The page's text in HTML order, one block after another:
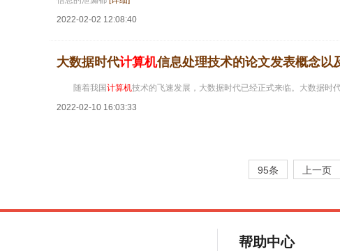
2022-02-02 12:08:40
大数据时代计算机信息处理技术的论文发表概念以
随着我国计算机技术的飞速发展，大数据时代已经正式来临。大数据时
2022-02-10 16:03:33
95条 上一页
帮助中心